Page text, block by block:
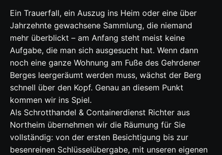
Ein Trauerfall, ein Auszug ins Heim oder eine über
Jahrzehnte gewachsene Sammlung, die niemand
mehr überblickt – am Anfang steht meist keine
Aufgabe, die man sich ausgesucht hat. Wenn dann
noch eine ganze Wohnung am Fuße des Gehrdener
Berges leergeräumt werden muss, wächst der Berg
schnell über den Kopf. Genau an diesem Punkt
kommen wir ins Spiel.
Als Schrotthandel & Containerdienst Richter aus
Northeim übernehmen wir die Räumung für Sie
vollständig: von der ersten Besichtigung bis zur
besenreinen Schlüsselübergabe, mit unseren eigenen